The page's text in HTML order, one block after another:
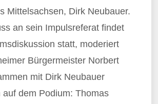
Kontraste
Mittelsachsen, Dirk Neubauer.
an sein Impulsreferat findet
statt, moderiert
Bürgermeister Norbert
mit Dirk Neubauer
auf dem Podium: Thomas